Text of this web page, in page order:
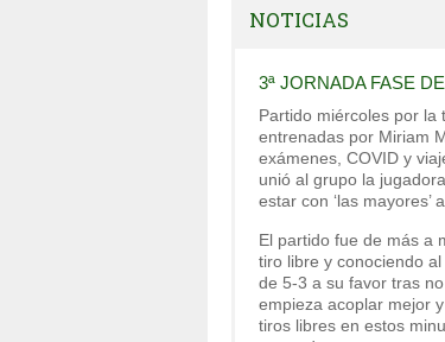
NOTICIAS
3ª JORNADA FASE
Partido miércoles por la
entrenadas por Miriam
exámenes, COVID y
unió al grupo la
estar con ‘las mayores’
El partido fue de más a
tiro libre y conociendo
de 5-3 a su favor tras
empieza acoplar mejor
tiros libres en estos